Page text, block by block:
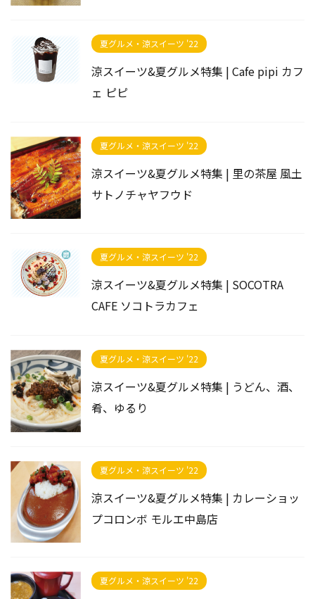
夏グルメ・涼スイーツ '22
涼スイーツ&夏グルメ特集 | Cafe pipi カフ
ェ ピピ
夏グルメ・涼スイーツ '22
涼スイーツ&夏グルメ特集 | 里の茶屋 風土
サトノチャヤフウド
夏グルメ・涼スイーツ '22
涼スイーツ&夏グルメ特集 | SOCOTRA
CAFE ソコトラカフェ
夏グルメ・涼スイーツ '22
涼スイーツ&夏グルメ特集 | うどん、酒、
肴、ゆるり
夏グルメ・涼スイーツ '22
涼スイーツ&夏グルメ特集 | カレーショッ
プコロンボ モルエ中島店
夏グルメ・涼スイーツ '22